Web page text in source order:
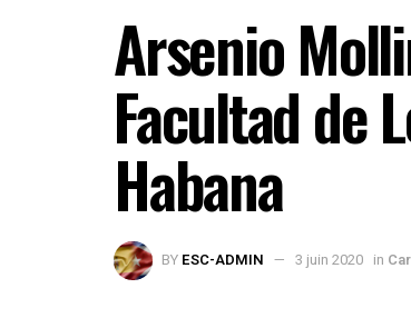
Arsenio
Facultad de
Habana
BY ESC-ADMIN 3 juin 2020 in